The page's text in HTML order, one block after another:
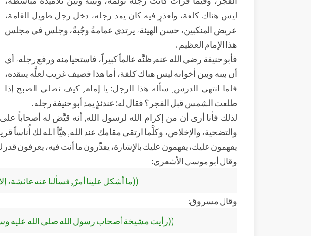
ليس هناك كلفة، ولعذرٍ فيه كان يمد رجله، دخل رجل طويل القامة،
عريض المنكبين، حسن الهيئة، يرتدي عمامةً وجُبةً، وجلس في مجلس
هذا الإمام العظيم .
فأبو حنيفة رضي الله عنه, ظنَّه عالماً كبيراً، فاستحيا منه ورفع رجله، أي
أن بينه وبين أخوانه ليس هناك كلفة، أما هذا فضيف غريب لعلَّه ينتقده،
فلما انتهى الدرس, سأله هذا الرجل: يا إمام, كيف نصلي الصبح إذا
طلعت الشمس قبل الفجر؟ فقال له: عندئذٍ يمد أبو حنيفة رجله .
لذلك فأنا أرى أن من إكرام الله لرسول الله, أنه قيَّض له أصحاباً
والتضحية، والإخلاص، وكلَّما ارتقى مقامك عند الله, هيَّأ الله لك أُناساً
يفهمون عليك، يفهمون عليك بالإشارة، يقدِّرون ما أنت فيه، يعرفون
وقال أبو موسى الأشعري:
((ما أشكل علينا أمرٌ, فسألنا عنه عائشة،
وقال مسروق:
((رأيت مشيخة أصحاب رسول الله صلى الله عليه